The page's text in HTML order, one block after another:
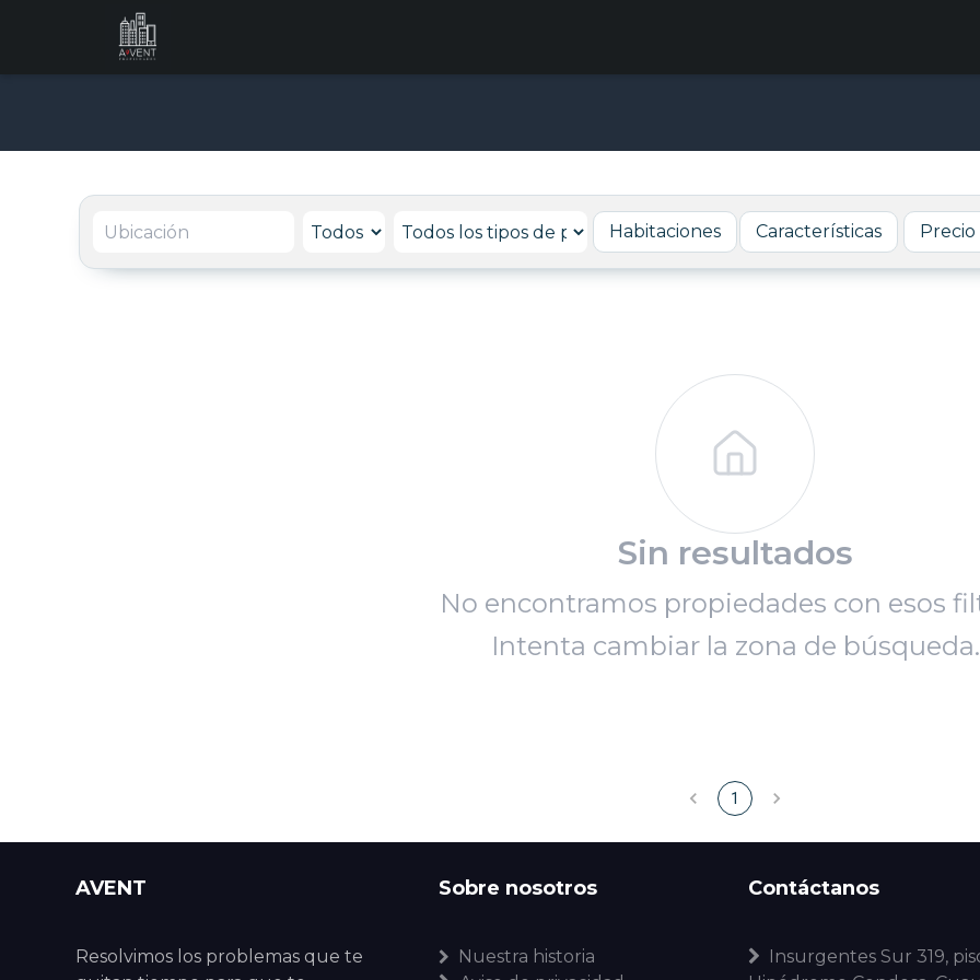
Precio
Habitaciones Características
Sin resultados
No encontramos propiedades con esos
Intenta cambiar la zona de búsqueda.
1
AVENT
Resolvimos los problemas que te
Sobre nosotros
Nuestra historia
Contáctanos
Insurgentes Sur 319,